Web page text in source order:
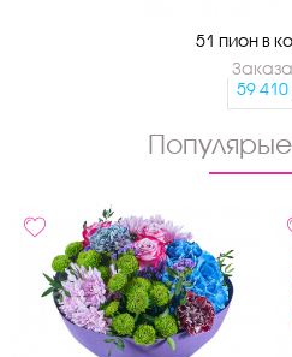
51 пион в
59 410